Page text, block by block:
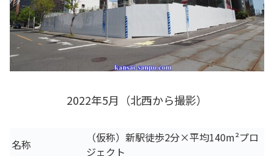
2022年5月（北西から撮影）
名称
（仮称）新駅徒歩2分×平均140m²プロ
ジェクト